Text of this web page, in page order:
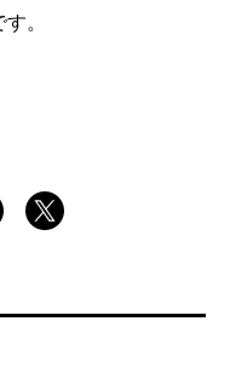
。